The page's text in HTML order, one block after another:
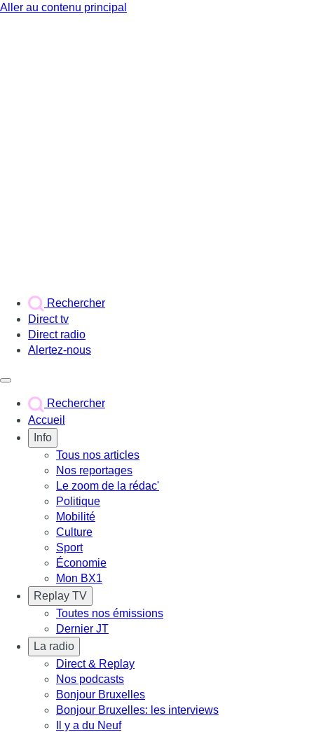
Aller au contenu principal
Rechercher
Direct tv
Direct radio
Alertez-nous
Rechercher
Accueil
Info
Tous nos articles
Nos reportages
Le zoom de la rédac'
Politique
Mobilité
Culture
Sport
Économie
Mon BX1
Replay TV
Toutes nos émissions
Dernier JT
La radio
Direct & Replay
Nos podcasts
Bonjour Bruxelles
Bonjour Bruxelles: les interviews
Il y a du Neuf